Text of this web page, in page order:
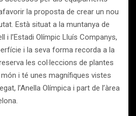
la proposta de crear un nou
Està situat a la muntanya de
i l’Estadi Olímpic Lluís Companys,
i la seva forma recorda a la
les col·leccions de plantes
i té unes magnífiques vistes
l’Anella Olímpica i part de l’àrea